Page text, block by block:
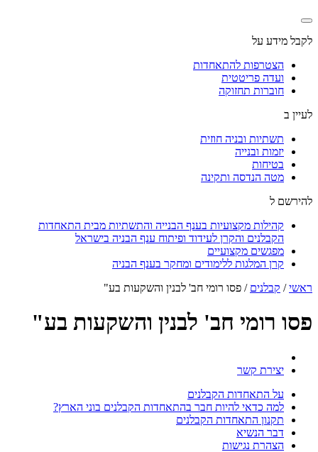
לקבל מידע על
הצטרפות להתאחדות
ועדה פריטטית
חוברות תחזוקה
לעיין ב
תשתיות ובניה חוזית
יזמות ובנייה
בטיחות
מטה הנדסה ותקינה
להירשם ל
קהילות מקצועיות בענף הבנייה והתשתיות מבית התאחדות
הקבלנים והקרן לעידוד ופיתוח ענף הבניה בישראל
מפגשים מקצועיים
קרן המלגות ללימודים ומחקר בענף הבניה
ראשי/ קבלנים / פסו רומי חב' לבנין והשקעות בע"
פסו רומי חב' לבנין והשקעות בע"
יצירת קשר
על התאחדות הקבלנים
למה כדאי להיות חבר בהתאחדות הקבלנים בוני הארץ?
תקנון התאחדות הקבלנים
דבר הנשיא
הצהרת נגישות